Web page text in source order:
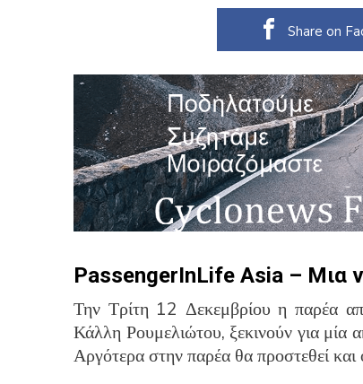
Share on
PassengerInLife Asia – Μια
Την Τρίτη 12 Δεκεμβρίου η παρέα
Κάλλη Ρουμελιώτου, ξεκινούν για μία
Αργότερα στην παρέα θα προστεθεί